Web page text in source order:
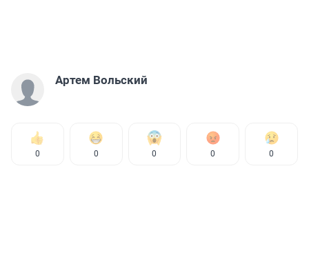
Артем Вольский
0 0 0 0 0